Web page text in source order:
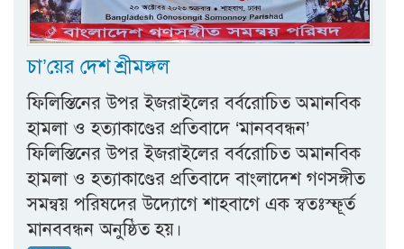
চা’য়ের দেশ শ্রীমঙ্গল
ফিলিস্তিনের উপর ইজরাইলের বর্বরোচিত অমানবিক
হামলা ও হত্যাকাণ্ডের প্রতিবাদে ‘মানববন্ধন’
ফিলিস্তিনের উপর ইজরাইলের বর্বরোচিত অমানবিক
হামলা ও হত্যাকাণ্ডের প্রতিবাদে বাংলাদেশ গণসঙ্গীত
সমন্বয় পরিষদের উদ্যোগে শাহবাগে এক স্বতঃস্ফূর্ত
মানববন্ধন অনুষ্ঠিত হয়।